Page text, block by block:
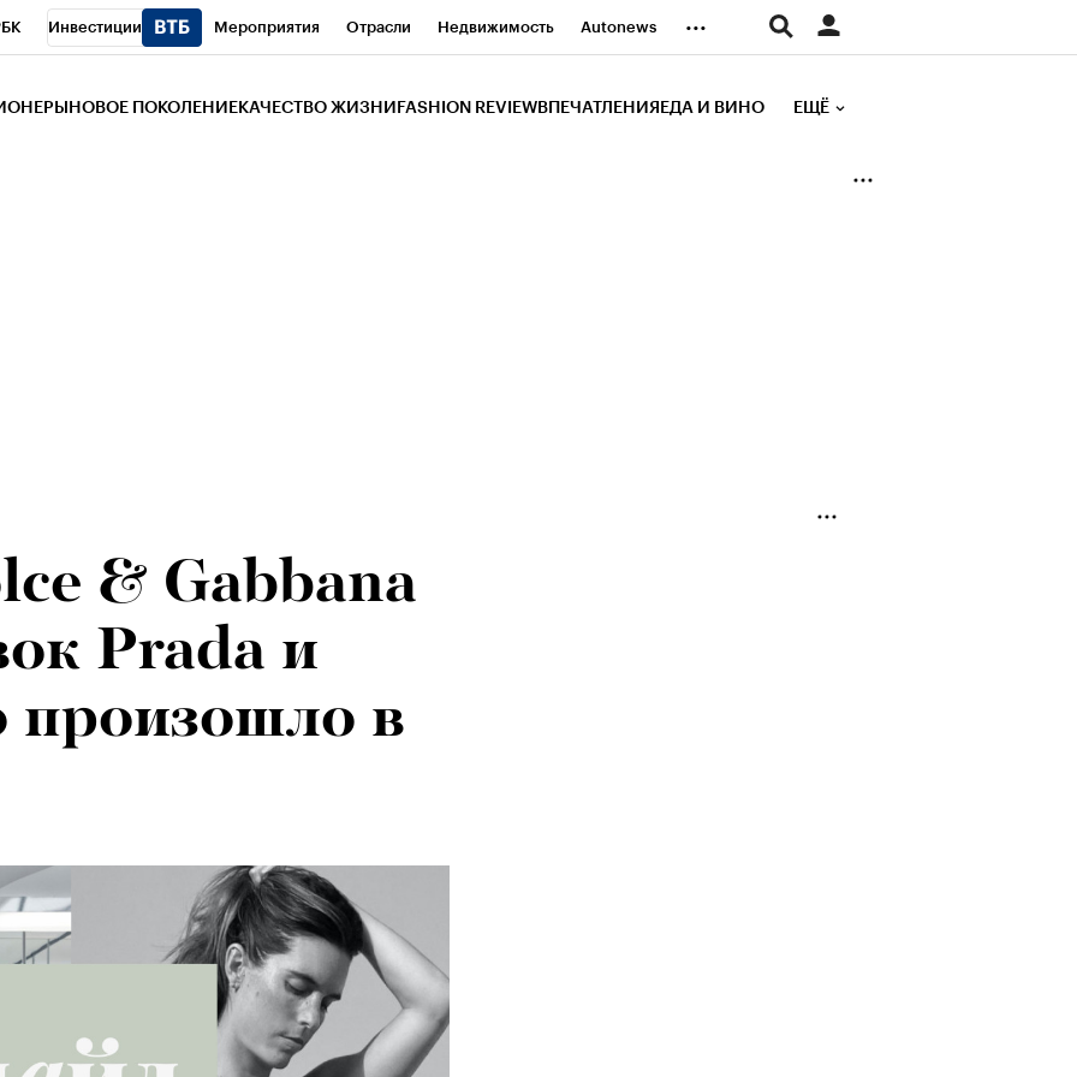
Инвестиции Мероприятия Отрасли Недвижимость Autonews ...
НОВОЕ ПОКОЛЕНИЕ КАЧЕСТВО ЖИЗНИ FASHION REVIEW ВПЕЧАТЛЕНИЯ ЕДА И ВИНО ЕЩЁ
& Gabbana
Prada и
произошло в
что
открытии